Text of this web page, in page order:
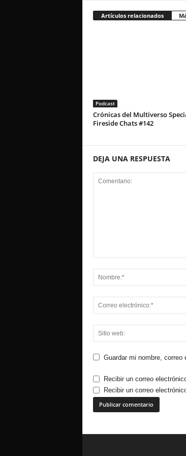
Artículos relacionados
Podcast
Crónicas del Multiverso
Fireside Chats #142
DEJA UNA RESPUESTA
Guardar mi nombre,
Recibir un correo
Recibir un correo